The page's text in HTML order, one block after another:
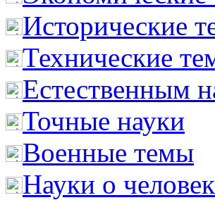
Исторические
Технические
Естественным
Точные науки
Военные темы
Науки о